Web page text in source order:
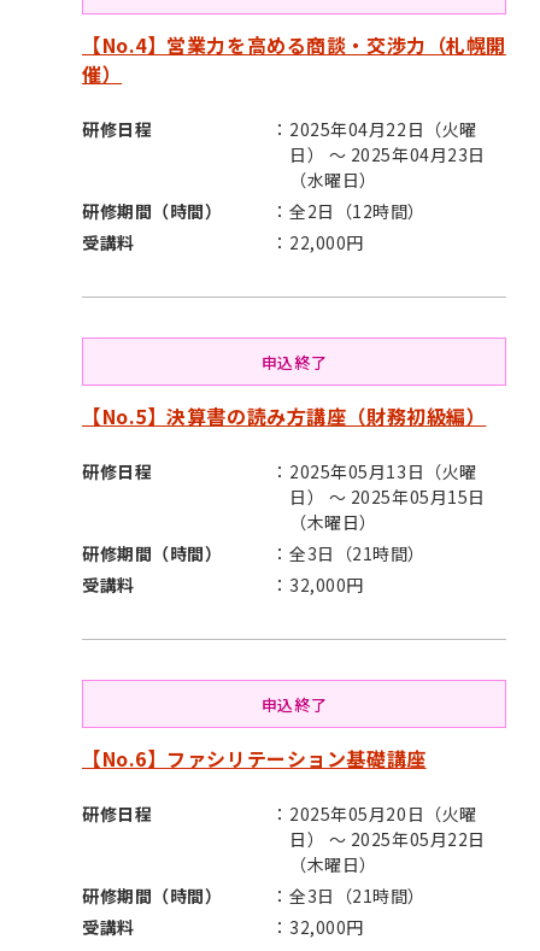
【No.4】営業力を高める商談・交渉力（札幌開
催）
研修日程
2025年04月22日（火曜
日） ～ 2025年04月23日
（水曜日）
研修期間（時間）
全2日（12時間）
受講料
22,000円
申込終了
【No.5】決算書の読み方講座（財務初級編）
研修日程
2025年05月13日（火曜
日） ～ 2025年05月15日
（木曜日）
研修期間（時間）
全3日（21時間）
受講料
32,000円
申込終了
【No.6】ファシリテーション基礎講座
研修日程
2025年05月20日（火曜
日） ～ 2025年05月22日
（木曜日）
研修期間（時間）
全3日（21時間）
受講料
32,000円